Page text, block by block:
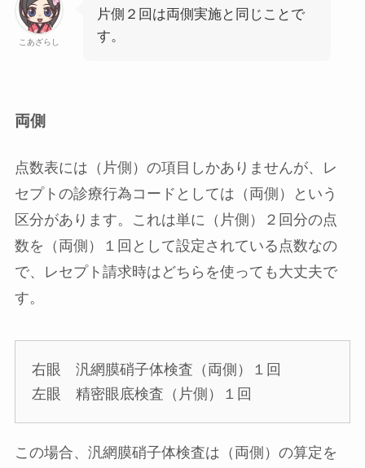
こあざらし
片側２回は両側実施と同じことで
す。
両側
点数表には（片側）の項目しかありませんが、レ
セプトの診療行為コードとしては（両側）という
区分があります。これは単に（片側）２回分の点
数を（両側）１回として設定されている点数なの
で、レセプト請求時はどちらを使っても大丈夫で
す。
右眼 汎網膜硝子体検査 （両側）
１回
左眼 精密眼底検査 （片側） １回
この場合、汎網膜硝子体検査は（両側）の算定を